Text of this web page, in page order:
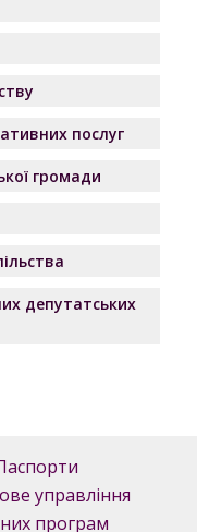
послуг
громади
депутатських
управління
програм